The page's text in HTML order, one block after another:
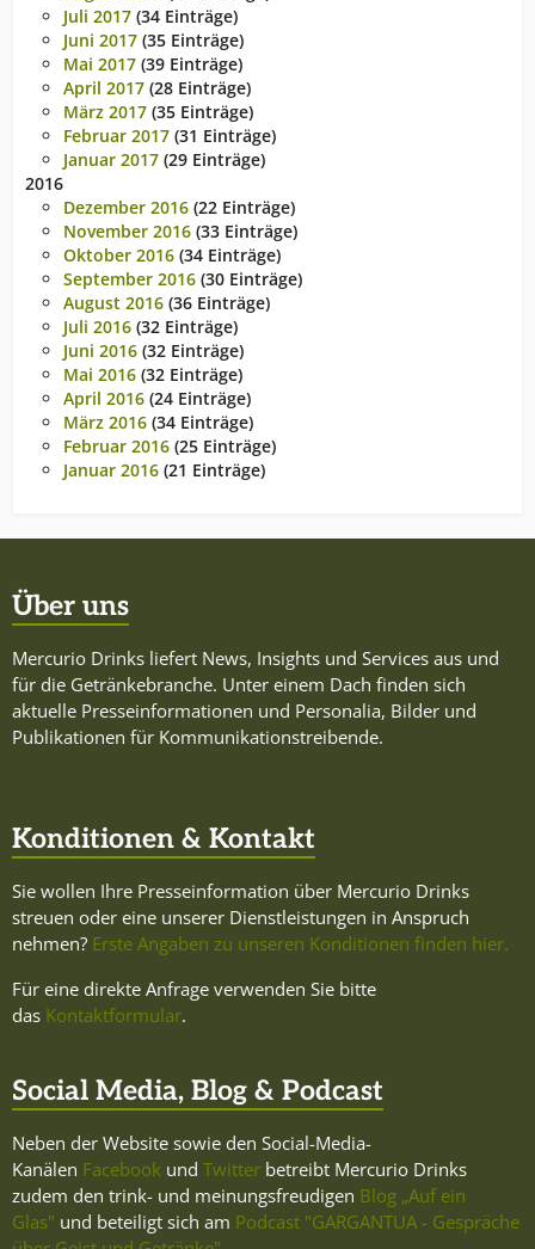
Juli 2017 (34 Einträge)
Juni 2017 (35 Einträge)
Mai 2017 (39 Einträge)
April 2017 (28 Einträge)
März 2017 (35 Einträge)
Februar 2017 (31 Einträge)
Januar 2017 (29 Einträge)
2016
Dezember 2016 (22 Einträge)
November 2016 (33 Einträge)
Oktober 2016 (34 Einträge)
September 2016 (30 Einträge)
August 2016 (36 Einträge)
Juli 2016 (32 Einträge)
Juni 2016 (32 Einträge)
Mai 2016 (32 Einträge)
April 2016 (24 Einträge)
März 2016 (34 Einträge)
Februar 2016 (25 Einträge)
Januar 2016 (21 Einträge)
Über uns
Mercurio Drinks liefert News, Insights und Services aus und
für die Getränkebranche. Unter einem Dach finden sich
aktuelle Presseinformationen und Personalia, Bilder und
Publikationen für Kommunikationstreibende.
Konditionen & Kontakt
Sie wollen Ihre Presseinformation über Mercurio Drinks
streuen oder eine unserer Dienstleistungen in Anspruch
nehmen? Erste Angaben zu unseren Konditionen finden hier.
Für eine direkte Anfrage verwenden Sie bitte
das Kontaktformular.
Social Media, Blog & Podcast
Neben der Website sowie den Social-Media-
Kanälen Facebook und Twitter betreibt Mercurio Drinks
zudem den trink- und meinungsfreudigen Blog „Auf ein
Glas" und beteiligt sich am Podcast "GARGANTUA - Gespräche